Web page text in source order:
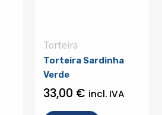
Torteira
Torteira Sardinha
Verde
33,00 € incl. IVA